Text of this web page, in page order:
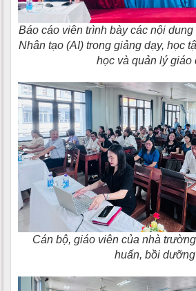
Báo cáo viên trình bày các nội
Nhân tạo (AI) trong giảng dạy, học
học và quản lý giáo
Cán bộ, giáo viên của nhà
huấn, bồi dưỡng